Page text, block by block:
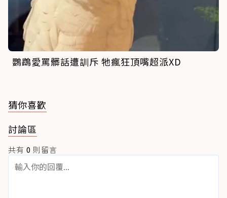
鸚鵡愛罵髒話遭訓斥 牠瘋狂頂嘴超派XD
猜你喜歡
討論區
共有 0 則留言